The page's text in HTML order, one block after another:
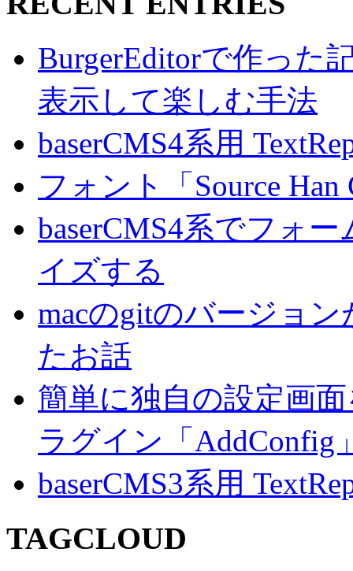
BurgerEditorで作った
表示して楽しむ手法
baserCMS4系用
フォント「Source
baserCMS4系でフォ
イズする
macのgitのバージョ
たお話
簡単に独自の設定画
ラグイン「AddConfig
baserCMS3系用
TAGCLOUD